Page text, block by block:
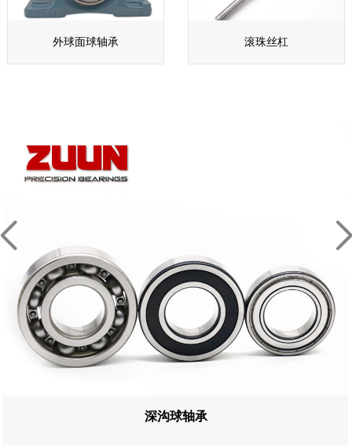
外球面球轴承 滚珠丝杠
深沟球轴承